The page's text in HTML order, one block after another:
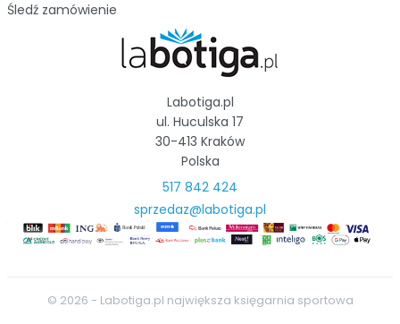
Śledź zamówienie
Labotiga.pl
ul. Huculska 17
30-413 Kraków
Polska
517 842 424
sprzedaz@labotiga.pl
© 2026 - Labotiga.pl największa księgarnia sportowa